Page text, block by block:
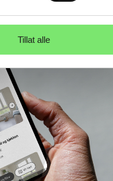
Tillat alle